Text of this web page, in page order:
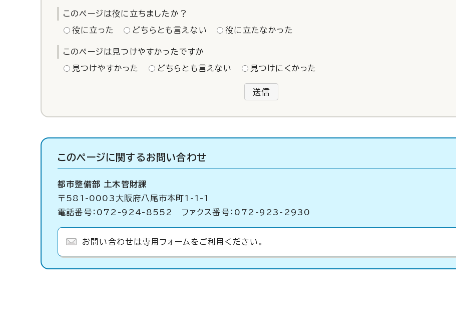
このページは役に立ちましたか？
役に立った どちらとも言えない 役に立たなかった
このページは見つけやすかったですか
見つけやすかった どちらとも言えない 見つけにくかった
送信
このページに関するお問い合わせ
都市整備部 土木管財課
〒581-0003大阪府八尾市本町1-1-1
電話番号：072-924-8552 ファクス番号：072-923-2930
お問い合わせは専用フォームをご利用ください。